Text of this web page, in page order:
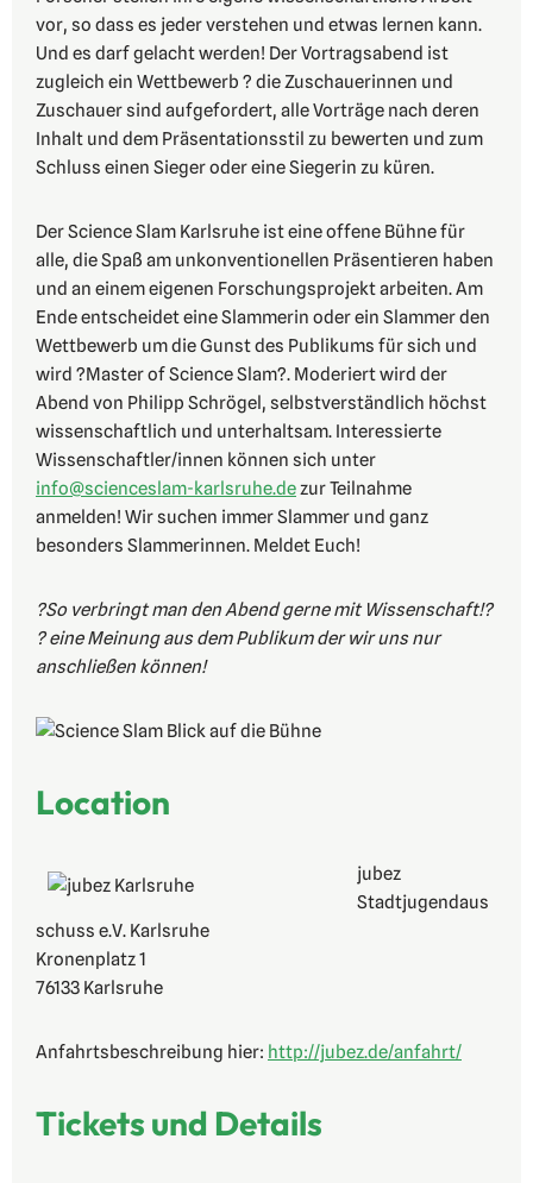
vor, so dass es jeder verstehen und etwas lernen kann.
Und es darf gelacht werden! Der Vortragsabend ist
zugleich ein Wettbewerb ? die Zuschauerinnen und
Zuschauer sind aufgefordert, alle Vorträge nach deren
Inhalt und dem Präsentationsstil zu bewerten und zum
Schluss einen Sieger oder eine Siegerin zu küren.
Der Science Slam Karlsruhe ist eine offene Bühne für
alle, die Spaß am unkonventionellen Präsentieren haben
und an einem eigenen Forschungsprojekt arbeiten. Am
Ende entscheidet eine Slammerin oder ein Slammer den
Wettbewerb um die Gunst des Publikums für sich und
wird ?Master of Science Slam?. Moderiert wird der
Abend von Philipp Schrögel, selbstverständlich höchst
wissenschaftlich und unterhaltsam. Interessierte
Wissenschaftler/innen können sich unter
info@scienceslam-karlsruhe.dezur Teilnahme
anmelden! Wir suchen immer Slammer und ganz
besonders Slammerinnen. Meldet Euch!
?So verbringt man den Abend gerne mit Wissenschaft!?
? eine Meinung aus dem Publikum der wir uns nur
anschließen können!
Location
jubez
Stadtjugendaus
schuss e.V. Karlsruhe
Kronenplatz 1
76133 Karlsruhe
Anfahrtsbeschreibung hier: http://jubez.de/anfahrt/
Tickets und Details